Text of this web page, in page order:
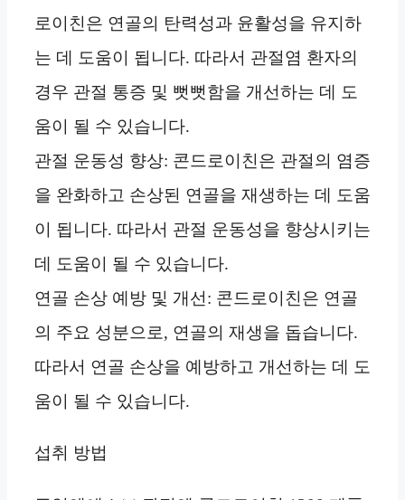
로이친은 연골의 탄력성과 윤활성을 유지하
는 데 도움이 됩니다. 따라서 관절염 환자의
경우 관절 통증 및 뻣뻣함을 개선하는 데 도
움이 될 수 있습니다.
관절 운동성 향상: 콘드로이친은 관절의 염증
을 완화하고 손상된 연골을 재생하는 데 도움
이 됩니다. 따라서 관절 운동성을 향상시키는
데 도움이 될 수 있습니다.
연골 손상 예방 및 개선: 콘드로이친은 연골
의 주요 성분으로, 연골의 재생을 돕습니다.
따라서 연골 손상을 예방하고 개선하는 데 도
움이 될 수 있습니다.
섭취 방법